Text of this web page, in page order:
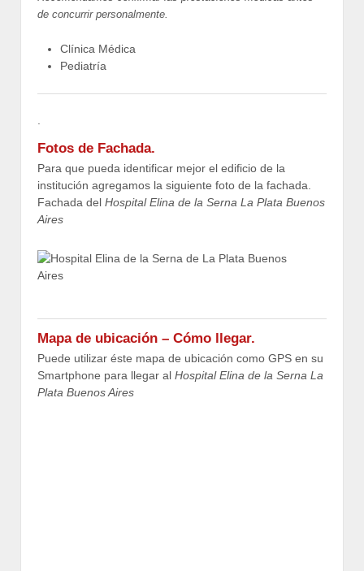
de concurrir personalmente.
Clínica Médica
Pediatría
.
Fotos de Fachada.
Para que pueda identificar mejor el edificio de la
institución agregamos la siguiente foto de la fachada.
Fachada del Hospital Elina de la Serna La Plata Buenos
Aires
Mapa de ubicación – Cómo llegar.
Puede utilizar éste mapa de ubicación como GPS en su
Smartphone para llegar al Hospital Elina de la Serna La
Plata Buenos Aires